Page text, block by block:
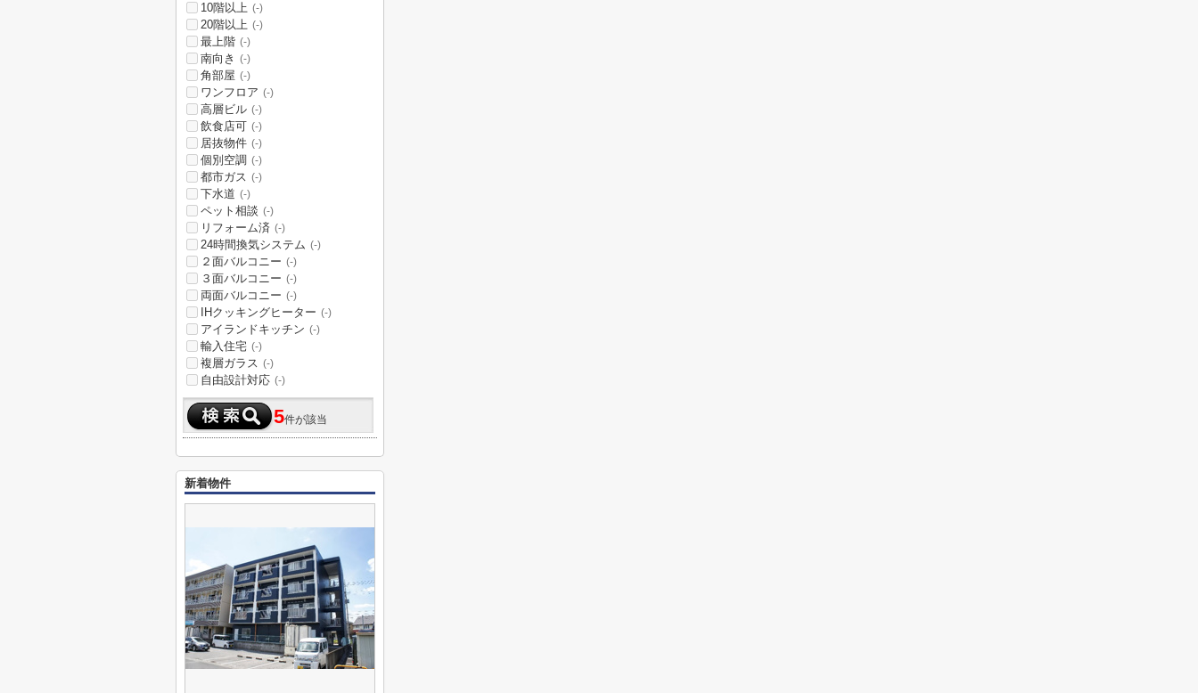
10階以上 (-)
20階以上 (-)
最上階 (-)
南向き (-)
角部屋 (-)
ワンフロア (-)
高層ビル (-)
飲食店可 (-)
居抜物件 (-)
個別空調 (-)
都市ガス (-)
下水道 (-)
ペット相談 (-)
リフォーム済 (-)
24時間換気システム (-)
２面バルコニー (-)
３面バルコニー (-)
両面バルコニー (-)
IHクッキングヒーター (-)
アイランドキッチン (-)
輸入住宅 (-)
複層ガラス (-)
自由設計対応 (-)
5件が該当
新着物件